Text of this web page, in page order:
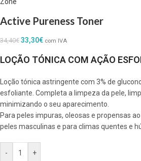
Active Pureness Toner
34,40€ 33,30€ com IVA
LOÇÃO TÓNICA COM AÇÃO
Loção tónica astringente com 3% de
esfoliante. Completa a limpeza da pele,
minimizando o seu aparecimento.
Para peles impuras, oleosas e propensas
peles masculinas e para climas quentes e
- +